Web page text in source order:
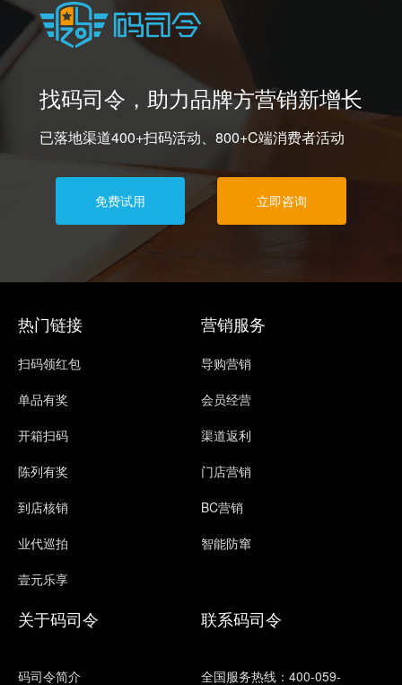
找码司令，助力品牌方营销新增长
已落地渠道400+扫码活动、800+C端消费者活动
免费试用 立即咨询
热门链接
扫码领红包
单品有奖
开箱扫码
陈列有奖
到店核销
业代巡拍
壹元乐享
营销服务
导购营销
会员经营
渠道返利
门店营销
BC营销
智能防窜
关于码司令
码司令简介
联系码司令
全国服务热线：400-059-